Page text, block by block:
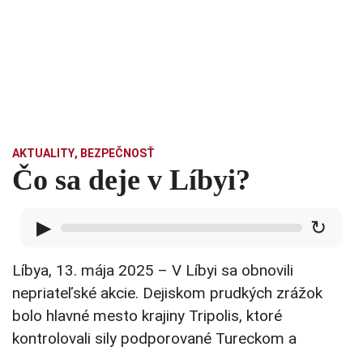
AKTUALITY, BEZPEČNOSŤ
Čo sa deje v Líbyi?
▶ ↻
Líbya, 13. mája 2025 – V Líbyi sa obnovili
nepriateľské akcie. Dejiskom prudkých zrážok
bolo hlavné mesto krajiny Tripolis, ktoré
kontrolovali sily podporované Tureckom a